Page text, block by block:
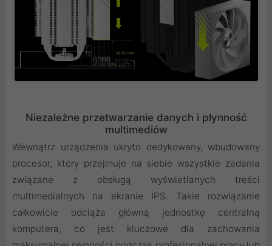
Niezależne przetwarzanie danych i płynność
multimediów
Wewnątrz urządzenia ukryto dedykowany, wbudowany
procesor, który przejmuje na siebie wszystkie zadania
związane z obsługą wyświetlanych treści
multimedialnych na ekranie IPS. Takie rozwiązanie
całkowicie odciąża główną jednostkę centralną
komputera, co jest kluczowe dla zachowania